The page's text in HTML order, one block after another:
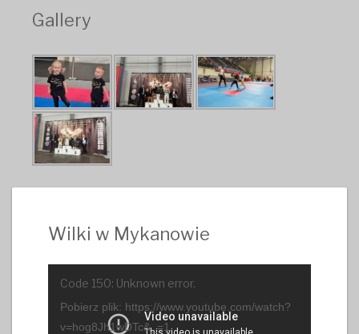
Gallery
Wilki w Mykanowie
Code 150: Unknown error.
Pobierz plik: https://www.youtube.com/watch?
v=hog8Jh1wDTc&_=1